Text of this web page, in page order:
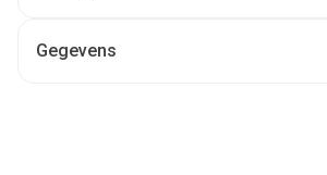
Gegevens